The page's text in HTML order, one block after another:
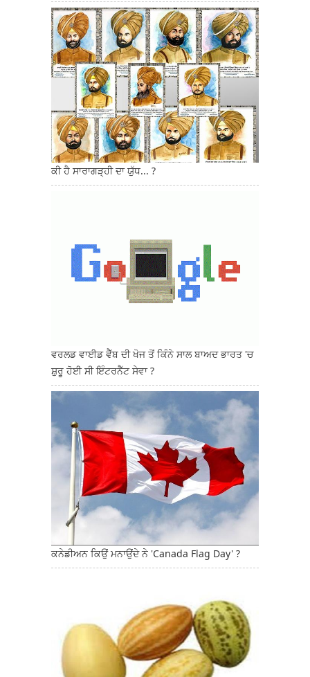
ਕੀ ਹੈ ਸਾਰਾਗੜ੍ਹੀ ਦਾ ਯੁੱਧ... ?
ਵਰਲਡ ਵਾਈਡ ਵੈੱਬ ਦੀ ਖੋਜ ਤੋਂ ਕਿੰਨੇ ਸਾਲ ਬਾਅਦ ਭਾਰਤ 'ਚ
ਸ਼ੁਰੂ ਹੋਈ ਸੀ ਇੰਟਰਨੈੱਟ ਸੇਵਾ ?
ਕਨੇਡੀਅਨ ਕਿਉਂ ਮਨਾਉਂਦੇ ਨੇ 'Canada Flag Day' ?